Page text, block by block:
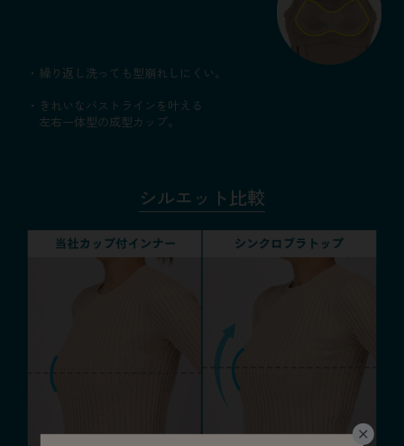
・繰り返し洗っても型崩れしにくい。
・きれいなバストラインを叶える
左右一体型の成型カップ。
シルエット比較